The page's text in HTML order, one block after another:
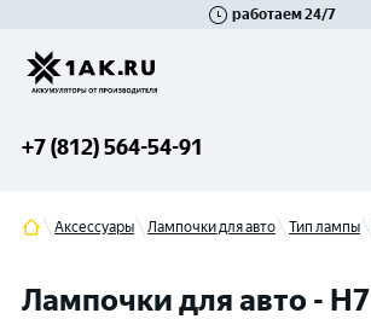
работаем 24/7
+7 (812) 564-54-91
Аксессуары Лампочки для авто Тип лампы
Лампочки для авто - H7
Гатчина